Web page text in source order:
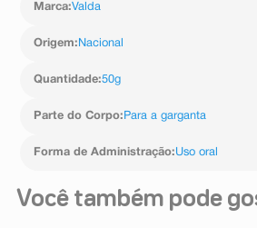
Marca:Valda
Origem: Nacional
Quantidade:50g
Parte do Corpo: Para a garganta
Forma de Administração:Uso oral
Você também pode